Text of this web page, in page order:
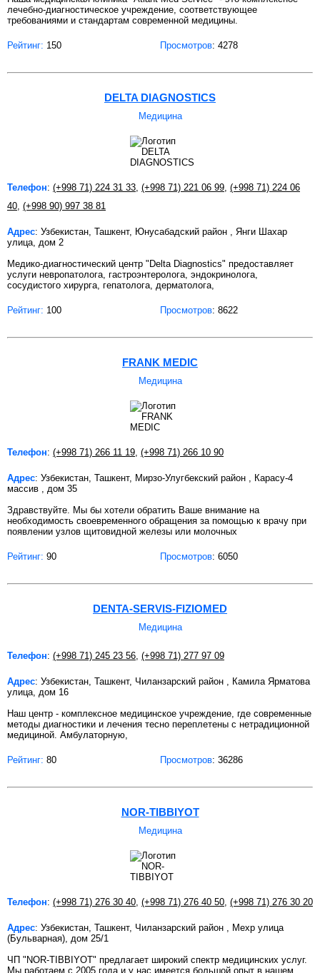
лечебно-диагностическое учреждение, соответствующее
требованиями и стандартам современной медицины.
Рейтинг: 150 Просмотров: 4278
DELTA DIAGNOSTICS
Медицина
Телефон: (+998 71) 224 31 33, (+998 71) 221 06 99, (+998 71) 224 06
40, (+998 90) 997 38 81
Адрес: Узбекистан, Ташкент, Юнусабадский район , Янги Шахар
улица, дом 2
Медико-диагностический центр "Delta Diagnostics" предоставляет
услуги невропатолога, гастроэнтеролога, эндокринолога,
сосудистого хирурга, гепатолога, дерматолога,
Рейтинг: 100 Просмотров: 8622
FRANK MEDIC
Медицина
Телефон: (+998 71) 266 11 19, (+998 71) 266 10 90
Адрес: Узбекистан, Ташкент, Мирзо-Улугбекский район , Карасу-4
массив , дом 35
Здравствуйте. Мы бы хотели обратить Ваше внимание на
необходимость своевременного обращения за помощью к врачу при
появлении узлов щитовидной железы или молочных
Рейтинг: 90 Просмотров: 6050
DENTA-SERVIS-FIZIOMED
Медицина
Телефон: (+998 71) 245 23 56, (+998 71) 277 97 09
Адрес: Узбекистан, Ташкент, Чиланзарский район , Камила Ярматова
улица, дом 16
Наш центр - комплексное медицинское учреждение, где современные
методы диагностики и лечения тесно переплетены с нетрадиционной
медициной. Амбулаторную,
Рейтинг: 80 Просмотров: 36286
NOR-TIBBIYOT
Медицина
Телефон: (+998 71) 276 30 40, (+998 71) 276 40 50, (+998 71) 276 30 20
Адрес: Узбекистан, Ташкент, Чиланзарский район , Мехр улица
(Бульварная), дом 25/1
ЧП "NOR-TIBBIYOT" предлагает широкий спектр медицинских услуг.
Мы работаем с 2005 года и у нас имеется большой опыт в нашем